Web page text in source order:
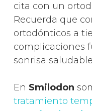
cita con un
Recuerda que
ortodónticos a
complicaciones
sonrisa
En Smilodon
tratamiento